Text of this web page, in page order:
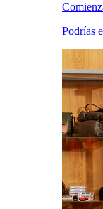
Podrías